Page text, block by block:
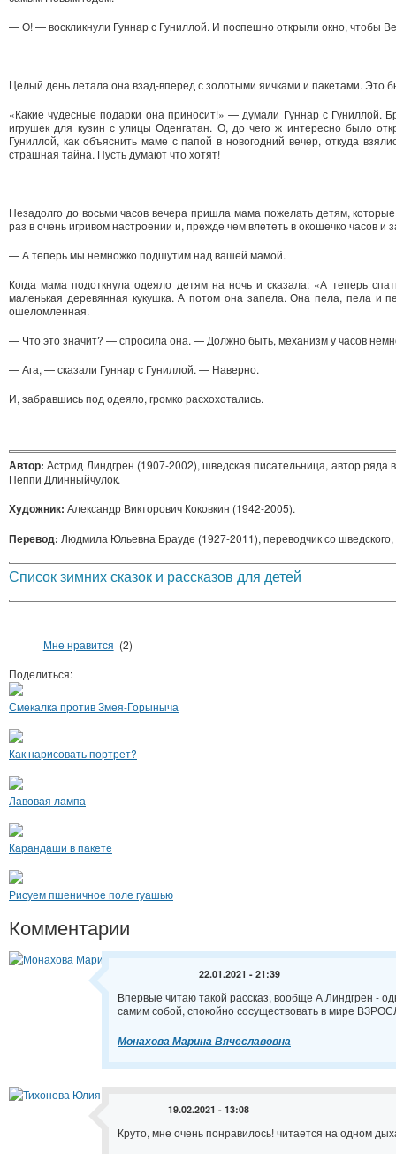
— О! — воскликнули Гуннар с Гуниллой. И поспешно открыли окно, чтобы
Целый день летала она взад-вперед с золотыми яичками и пакетами. Это
«Какие чудесные подарки она приносит!» — думали Гуннар с
игрушек для кузин с улицы Оденгатан. О, до чего ж интересно было
Гуниллой, как объяснить маме с папой в новогодний вечер, откуда
страшная тайна. Пусть думают что хотят!
Незадолго до восьми часов вечера пришла мама пожелать детям,
раз в очень игривом настроении и, прежде чем влететь в окошечко часов
— А теперь мы немножко подшутим над вашей мамой.
Когда мама подоткнула одеяло детям на ночь и сказала: «А теперь
маленькая деревянная кукушка. А потом она запела. Она пела, пела и
ошеломленная.
— Что это значит? — спросила она. — Должно быть, механизм у часов
— Ага, — сказали Гуннар с Гуниллой. — Наверно.
И, забравшись под одеяло, громко расхохотались.
Автор: Астрид Линдгрен (1907-2002), шведская писательница, автор
Пеппи Длинныйчулок.
Художник: Александр Викторович Коковкин (1942-2005).
Перевод: Людмила Юльевна Брауде (1927-2011), переводчик со шведского,
Список зимних сказок и рассказов для детей
Мне нравится (2)
Поделиться:
Смекалка против Змея-Горыныча
Как нарисовать портрет?
Лавовая лампа
Карандаши в пакете
Рисуем пшеничное поле гуашью
Комментарии
22.01.2021 - 21:39
Впервые читаю такой рассказ, вообще А.Линдгрен -
самим собой, спокойно сосуществовать в мире
Монахова Марина Вячеславовна
19.02.2021 - 13:08
Круто, мне очень понравилось! читается на одном